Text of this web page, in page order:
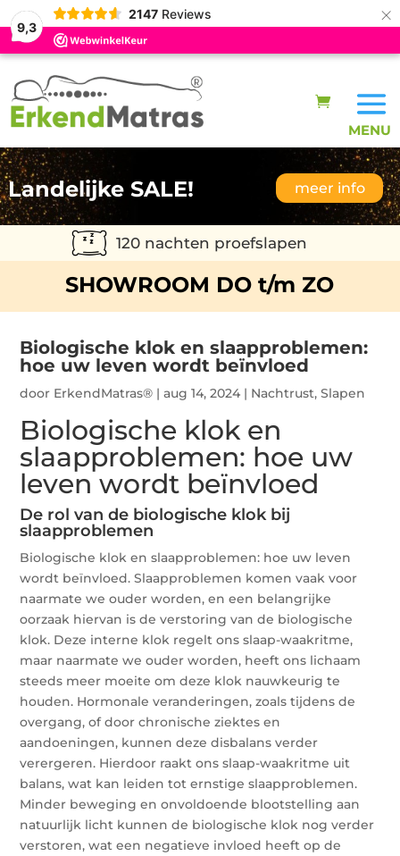
9,3
2147 Reviews ×
Landelijke SALE! meer info
120 nachten proefslapen
SHOWROOM DO t/m ZO
Biologische klok en slaapproblemen:
hoe uw leven wordt beïnvloed
door ErkendMatras® |aug 14, 2024 | Nachtrust,Slapen
Biologische klok en
slaapproblemen: hoe uw
leven wordt beïnvloed
De rol van de biologische klok bij
slaapproblemen
Biologische klok en slaapproblemen: hoe uw leven
wordt beïnvloed. Slaapproblemen komen vaak voor
naarmate we ouder worden, en een belangrijke
oorzaak hiervan is de verstoring van de biologische
klok. Deze interne klok regelt ons slaap-waakritme,
maar naarmate we ouder worden, heeft ons lichaam
steeds meer moeite om deze klok nauwkeurig te
houden. Hormonale veranderingen, zoals tijdens de
overgang, of door chronische ziektes en
aandoeningen, kunnen deze disbalans verder
verergeren. Hierdoor raakt ons slaap-waakritme uit
balans, wat kan leiden tot ernstige slaapproblemen.
Minder beweging en onvoldoende blootstelling aan
natuurlijk licht kunnen de biologische klok nog verder
verstoren, wat een negatieve invloed heeft op de